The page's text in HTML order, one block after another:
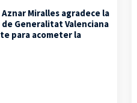
Miralles agradece la
Generalitat Valenciana
para acometer la